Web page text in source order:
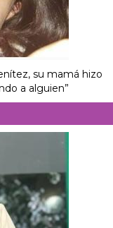
su mamá hizo
a alguien”